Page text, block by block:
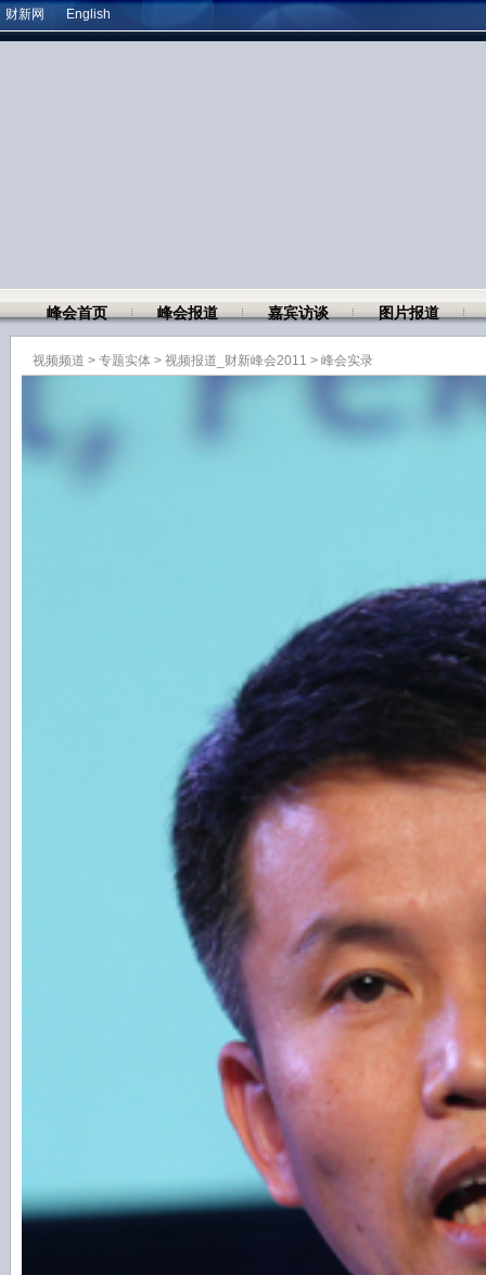
财新网 English
峰会首页 峰会报道 嘉宾访谈 图片报道
视频频道 > 专题实体 > 视频报道_财新峰会2011 > 峰会实录
蔡洪滨：“十二五”需高效全国统
北京大学光华管理学院院长蔡洪滨：
看过去30年中国的经济增长，经济周
关系。我一个好朋友周立安做一个研究
和政治的换届有非常明显的关系，如果
济增长，基本上就是三字头之后，固定
长也好马上就会加速，我们换届之后对
后很多新的领导干部上来，上来就要做
投资加快几年之后，经济慢慢过热，慢
回缩。中国经济增长逢三逢四都经济增
九就出现问题了，98、08，88不知道是
有一系列的问题。我们大体制是没有周
刚才的演讲者说担心中国会不会有改
些方面没有太大的不确定性。既然是一
有稳定的周期，非常重要的问题就是一
方向对于经济的影响，方向也是有很大传
五”规划，确实指明了很多很好的方向，
的传承，所指出的所有结构性问题、经济
自主创新问题、企业升级问题、区域平衡
五”规划里都提出了，这么多年为什么没